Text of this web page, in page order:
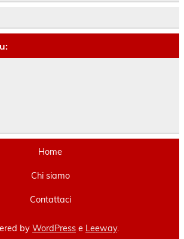
Home
Chi siamo
Contattaci
by WordPress e Leeway.